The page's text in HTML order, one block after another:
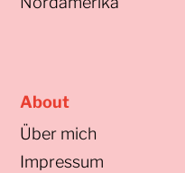
About
Über mich
Impressum